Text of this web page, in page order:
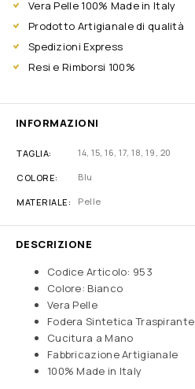
Vera Pelle 100% Made in Italy
Prodotto Artigianale di qualità
Spedizioni Express
Resi e Rimborsi 100%
INFORMAZIONI
TAGLIA 14 ,15 ,16 ,17 ,18 ,19 20
COLORE Blu
MATERIALE Pelle
DESCRIZIONE
Codice Articolo: 953
Colore: Bianco
Vera Pelle
Fodera Sintetica Traspirante
Cucitura a Mano
Fabbricazione Artigianale
100% Made in Italy